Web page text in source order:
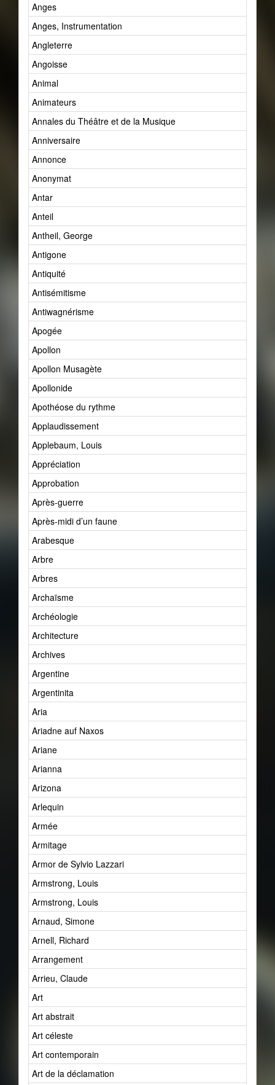
Anges
Anges, Instrumentation
Angleterre
Angoisse
Animal
Animateurs
Annales du Théâtre et de la Musique
Anniversaire
Annonce
Anonymat
Antar
Anteil
Antheil, George
Antigone
Antiquité
Antisémitisme
Antiwagnérisme
Apogée
Apollon
Apollon Musagète
Apollonide
Apothéose du rythme
Applaudissement
Applebaum, Louis
Appréciation
Approbation
Après-guerre
Après-midi d’un faune
Arabesque
Arbre
Arbres
Archaïsme
Archéologie
Architecture
Archives
Argentine
Argentinita
Aria
Ariadne auf Naxos
Ariane
Arianna
Arizona
Arlequin
Armée
Armitage
Armor de Sylvio Lazzari
Armstrong, Louis
Armstrong, Louis
Arnaud, Simone
Arnell, Richard
Arrangement
Arrieu, Claude
Art
Art abstrait
Art céleste
Art contemporain
Art de la déclamation